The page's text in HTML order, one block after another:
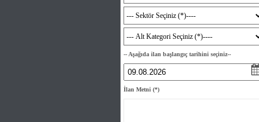
-- Aşağıda ilan başlangıç tarihini seçiniz--
İlan Metni (*)